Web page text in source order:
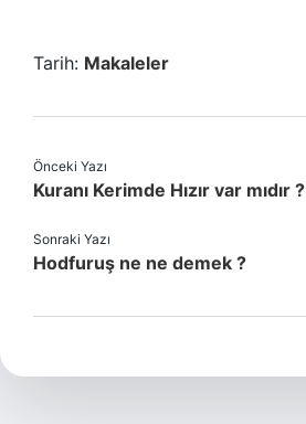
Tarih: Makaleler
Önceki Yazı
Kuranı Kerimde Hızır var mıdır ?
Sonraki Yazı
Hodfuruş ne ne demek ?